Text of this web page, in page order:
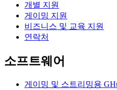
개별 지원
게이밍 지원
비즈니스 및 교육 지원
연락처
소프트웨어
게이밍 및 스트리밍용